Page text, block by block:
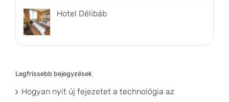
Hotel Délibáb
Legfrissebb bejegyzések
Hogyan nyit új fejezetet a technológia az